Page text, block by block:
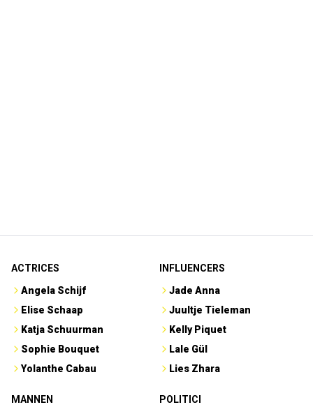
ACTRICES
Angela Schijf
Elise Schaap
Katja Schuurman
Sophie Bouquet
Yolanthe Cabau
INFLUENCERS
Jade Anna
Juultje Tieleman
Kelly Piquet
Lale Gül
Lies Zhara
MANNEN
POLITICI